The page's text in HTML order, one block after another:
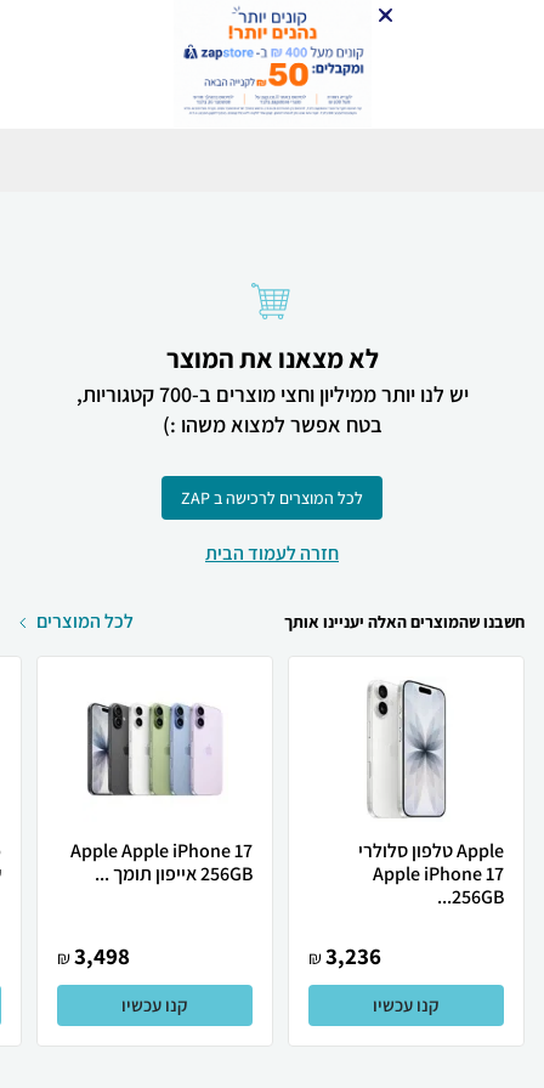
לא מצאנו את המוצר
יש לנו יותר ממיליון וחצי מוצרים ב-700 קטגוריות,
בטח אפשר למצוא משהו :)
לכל המוצרים לרכישה ב ZAP
חזרה לעמוד הבית
חשבנו שהמוצרים האלה יעניינו אותך לכל המוצרים
Apple טלפון סלולרי
Apple iPhone 17
256GB...
3,236
₪
קנו עכשיו
Apple Apple iPhone 17
256GB אייפון תומך ...
3,498
₪
קנו עכשיו